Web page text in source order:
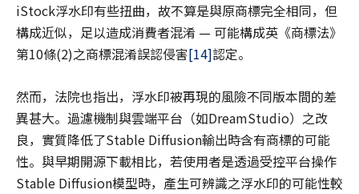
iStock浮水印有些扭曲，故不算是與原商標完全相同，但
構成近似，足以造成消費者混淆 — 可能構成英《商標法》
第10條(2)之商標混淆誤認侵害[14]認定。
然而，法院也指出，浮水印被再現的風險不同版本間的差
異甚大。過濾機制與雲端平台（如DreamStudio）之改
良，實質降低了Stable Diffusion輸出時含有商標的可能
性。與早期開源下載相比，若使用者是透過受控平台操作
Stable Diffusion模型時，產生可辨識之浮水印的可能性較